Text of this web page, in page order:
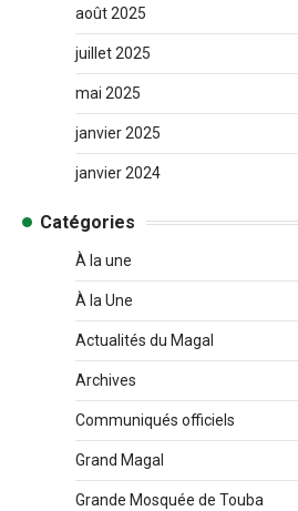
août 2025
juillet 2025
mai 2025
janvier 2025
janvier 2024
Catégories
À la une
À la Une
Actualités du Magal
Archives
Communiqués officiels
Grand Magal
Grande Mosquée de Touba